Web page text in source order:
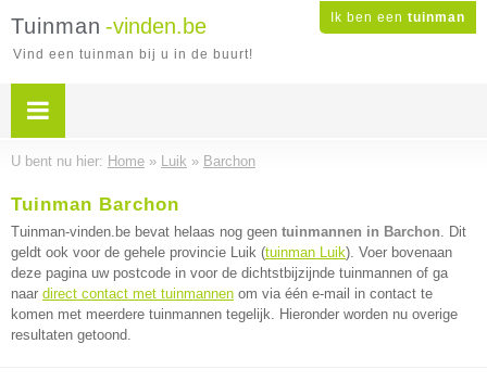
Ik ben een tuinman
Tuinman -vinden.be
Vind een tuinman bij u in de buurt!
U bent nu hier: Home » Luik » Barchon
Tuinman Barchon
Tuinman-vinden.be bevat helaas nog geen tuinmannen in Barchon. Dit
geldt ook voor de gehele provincie Luik (tuinman Luik). Voer bovenaan
deze pagina uw postcode in voor de dichtstbijzijnde tuinmannen of ga
naar direct contact met tuinmannen om via één e-mail in contact te
komen met meerdere tuinmannen tegelijk. Hieronder worden nu overige
resultaten getoond.